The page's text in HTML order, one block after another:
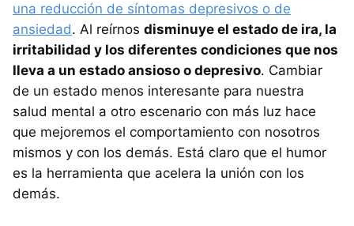
una reducción de síntomas depresivos o de
ansiedad. Al reírnos disminuye el estado de ira, la
irritabilidad y los diferentes condiciones que nos
lleva a un estado ansioso o depresivo. Cambiar
de un estado menos interesante para nuestra
salud mental a otro escenario con más luz hace
que mejoremos el comportamiento con nosotros
mismos y con los demás. Está claro que el humor
es la herramienta que acelera la unión con los
demás.